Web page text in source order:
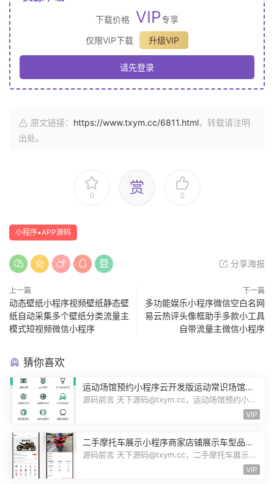
下载价格 VIP专享
仅限VIP下载
升级VIP
请先登录
原文链接： https://www.txym.cc/6811.html，转载请注明
出处。
0 赏 0
小程序▪APP源码
分享海报
上一篇
动态壁纸小程序视频壁纸静态壁
纸自动采集多个壁纸分类流量主
模式短视频微信小程序
下一篇
多功能娱乐小程序微信空白名网
易云热评头像框助手多款小工具
自带流量主微信小程序
猜你喜欢
运动场馆预约小程序云开发版运动常识场馆动
态羽毛球健身房乒乓球预约管理预约凭证源码
源码前言 天下源码@txym.cc，运动场馆预约小程
VIP
二手摩托车展示小程序商家店铺展示车型品牌
管理摩托车信息发布用户交互联系源码
源码前言 天下源码@txym.cc，二手摩托车展示小
VIP